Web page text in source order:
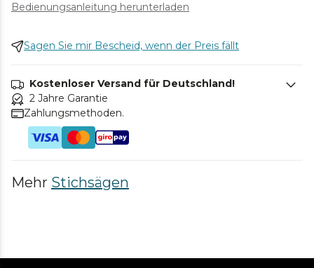
Bedienungsanleitung herunterladen
Sagen Sie mir Bescheid, wenn der Preis fällt
Kostenloser Versand für Deutschland!
2 Jahre Garantie
Zahlungsmethoden.
Mehr Stichsägen